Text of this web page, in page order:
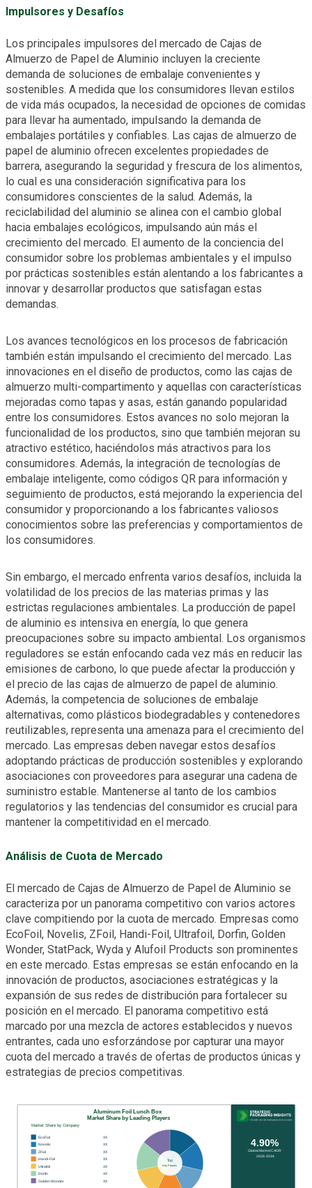
Impulsores y Desafíos
Los principales impulsores del mercado de Cajas de
Almuerzo de Papel de Aluminio incluyen la creciente
demanda de soluciones de embalaje convenientes y
sostenibles. A medida que los consumidores llevan estilos
de vida más ocupados, la necesidad de opciones de comidas
para llevar ha aumentado, impulsando la demanda de
embalajes portátiles y confiables. Las cajas de almuerzo de
papel de aluminio ofrecen excelentes propiedades de
barrera, asegurando la seguridad y frescura de los alimentos,
lo cual es una consideración significativa para los
consumidores conscientes de la salud. Además, la
reciclabilidad del aluminio se alinea con el cambio global
hacia embalajes ecológicos, impulsando aún más el
crecimiento del mercado. El aumento de la conciencia del
consumidor sobre los problemas ambientales y el impulso
por prácticas sostenibles están alentando a los fabricantes a
innovar y desarrollar productos que satisfagan estas
demandas.
Los avances tecnológicos en los procesos de fabricación
también están impulsando el crecimiento del mercado. Las
innovaciones en el diseño de productos, como las cajas de
almuerzo multi-compartimento y aquellas con características
mejoradas como tapas y asas, están ganando popularidad
entre los consumidores. Estos avances no solo mejoran la
funcionalidad de los productos, sino que también mejoran su
atractivo estético, haciéndolos más atractivos para los
consumidores. Además, la integración de tecnologías de
embalaje inteligente, como códigos QR para información y
seguimiento de productos, está mejorando la experiencia del
consumidor y proporcionando a los fabricantes valiosos
conocimientos sobre las preferencias y comportamientos de
los consumidores.
Sin embargo, el mercado enfrenta varios desafíos, incluida la
volatilidad de los precios de las materias primas y las
estrictas regulaciones ambientales. La producción de papel
de aluminio es intensiva en energía, lo que genera
preocupaciones sobre su impacto ambiental. Los organismos
reguladores se están enfocando cada vez más en reducir las
emisiones de carbono, lo que puede afectar la producción y
el precio de las cajas de almuerzo de papel de aluminio.
Además, la competencia de soluciones de embalaje
alternativas, como plásticos biodegradables y contenedores
reutilizables, representa una amenaza para el crecimiento del
mercado. Las empresas deben navegar estos desafíos
adoptando prácticas de producción sostenibles y explorando
asociaciones con proveedores para asegurar una cadena de
suministro estable. Mantenerse al tanto de los cambios
regulatorios y las tendencias del consumidor es crucial para
mantener la competitividad en el mercado.
Análisis de Cuota de Mercado
El mercado de Cajas de Almuerzo de Papel de Aluminio se
caracteriza por un panorama competitivo con varios actores
clave compitiendo por la cuota de mercado. Empresas como
EcoFoil, Novelis, ZFoil, Handi-Foil, Ultrafoil, Dorfin, Golden
Wonder, StatPack, Wyda y Alufoil Products son prominentes
en este mercado. Estas empresas se están enfocando en la
innovación de productos, asociaciones estratégicas y la
expansión de sus redes de distribución para fortalecer su
posición en el mercado. El panorama competitivo está
marcado por una mezcla de actores establecidos y nuevos
entrantes, cada uno esforzándose por capturar una mayor
cuota del mercado a través de ofertas de productos únicas y
estrategias de precios competitivas.